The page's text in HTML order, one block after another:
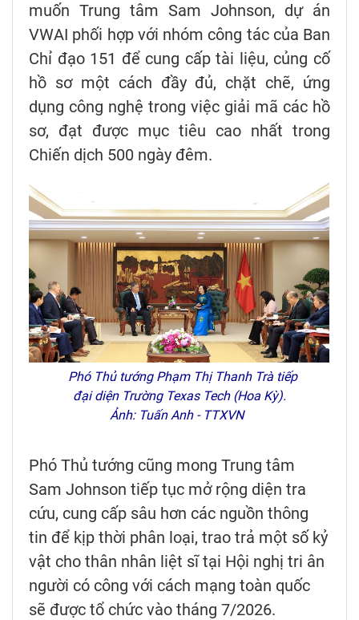
muốn Trung tâm Sam Johnson, dự án
VWAI phối hợp với nhóm công tác của Ban
Chỉ đạo 151 để cung cấp tài liệu, củng cố
hồ sơ một cách đầy đủ, chặt chẽ, ứng
dụng công nghệ trong việc giải mã các hồ
sơ, đạt được mục tiêu cao nhất trong
Chiến dịch 500 ngày đêm.
Phó Thủ tướng Phạm Thị Thanh Trà tiếp
đại diện Trường Texas Tech (Hoa Kỳ).
Ảnh: Tuấn Anh - TTXVN
Phó Thủ tướng cũng mong Trung tâm
Sam Johnson tiếp tục mở rộng diện tra
cứu, cung cấp sâu hơn các nguồn thông
tin để kịp thời phân loại, trao trả một số kỷ
vật cho thân nhân liệt sĩ tại Hội nghị tri ân
người có công với cách mạng toàn quốc
sẽ được tổ chức vào tháng 7/2026.